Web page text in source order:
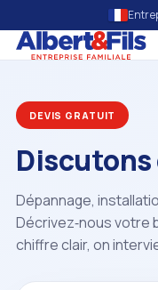
DEVIS GRATUIT
Dépannage,
Décrivez‑nous votre
chiffre clair, on